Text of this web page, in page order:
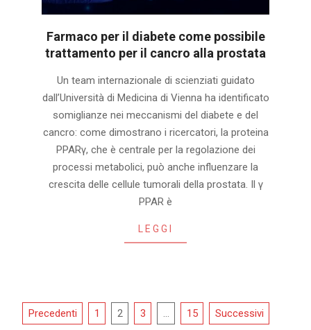
Farmaco per il diabete come possibile
trattamento per il cancro alla prostata
07
Un team internazionale di scienziati guidato
dall’Università di Medicina di Vienna ha identificato
somiglianze nei meccanismi del diabete e del
cancro: come dimostrano i ricercatori, la proteina
PPARγ, che è centrale per la regolazione dei
processi metabolici, può anche influenzare la
crescita delle cellule tumorali della prostata. Il γ
PPAR è
LEGGI
Navigazione
Precedenti 1 2 3 … 15 Successivi